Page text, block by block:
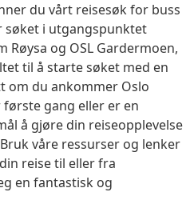
du vårt reisesøk for buss
søket i utgangspunktet
og OSL Gardermoen,
til å starte søket med en
om du ankommer Oslo
gang eller er en
å gjøre din reiseopplevelse
våre ressurser og lenker
reise til eller fra
en fantastisk og